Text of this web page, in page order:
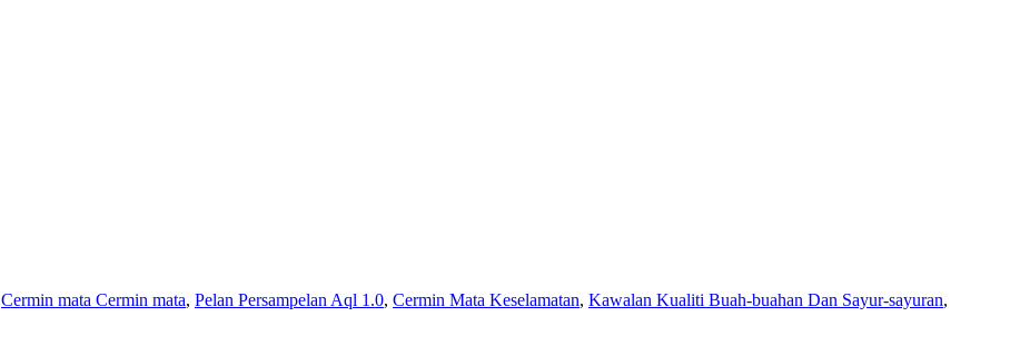
Cermin mata Cermin mata, Pelan Persampelan Aql 1.0, Cermin Mata Keselamatan, Kawalan Kualiti Buah-buahan Dan Sayur-sayuran,